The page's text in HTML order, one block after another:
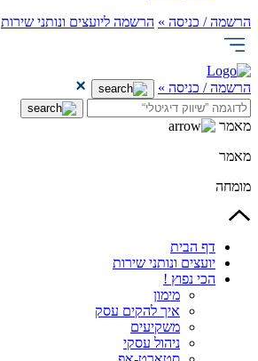
הרשמה / כניסה » הרשמה ליועצים ונותני שירות
הרשמה / כניסה »
מאמר
מאמר
מומחה
דף הבית
יועצים ונותני שירות
הכי נפוץ !
מימון
איך להקים עסק
משקיעים
ניהול עסקי